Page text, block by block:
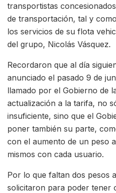
transportistas
de transportación, tal y
los servicios de su flota
del grupo, Nicolás Vásquez.
Recordaron que al día
anunciado el pasado 9 de
llamado por el Gobierno de
actualización a la tarifa, no
insuficiente, sino que el
poner también su parte,
con el aumento de un peso
mismos con cada usuario.
Por lo que faltan dos pesos
solicitaron para poder tener